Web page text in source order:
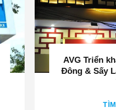
AVG Triển
Đông & Sấy